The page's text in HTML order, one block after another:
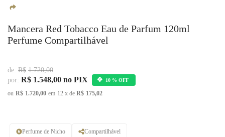
Mancera Red Tobacco Eau de Parfum 120ml
Perfume Compartilhável
de: R$ 1.720,00
por: R$ 1.548,00 no PIX 10 % OFF
ou R$ 1.720,00 em 12 x de R$ 175,02
Perfume de Nicho Compartilhável